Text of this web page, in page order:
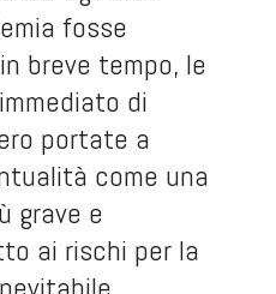
fosse
breve tempo, le
di
portate a
come una
grave e
ai rischi per la